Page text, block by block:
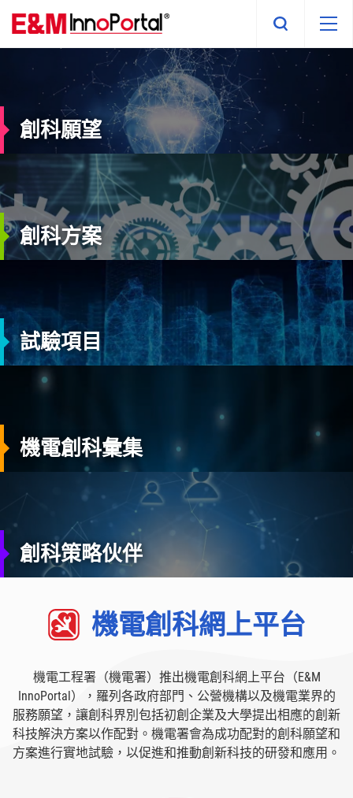
main
content
創科願望
創科方案
試驗項目
機電創科彙集
創科策略伙伴
機電創科網上平台
機電工程署（機電署）推出機電創科網上平台（E&M
InnoPortal），羅列各政府部門、公營機構以及機電業界的
服務願望，讓創科界別包括初創企業及大學提出相應的創新
科技解決方案以作配對。機電署會為成功配對的創科願望和
方案進行實地試驗，以促進和推動創新科技的研發和應用。